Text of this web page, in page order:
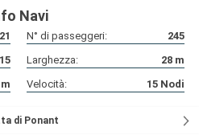
secco a pagamento, prodotti da
Navi
N° di passeggeri:
245
Larghezza: 28 m
m Velocità: 15 Nodi
di Ponant